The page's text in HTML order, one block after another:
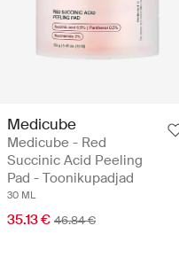
Medicube
Medicube - Red
Succinic Acid Peeling
Pad - Toonikupadjad
30 ML
35.13 € 46.84 €